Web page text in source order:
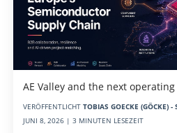
AE Valley and the next
VERÖFFENTLICHT TOBIAS GOECKE (GÖCKE)
JUNI 8, 2026 | 3 MINUTEN LESEZEIT